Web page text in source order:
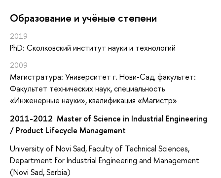
Oбразование и учёные степени
2019
PhD: Сколковский институт науки и технологий
2009
Магистратура: Университет г. Нови-Сад, факультет:
Факультет технических наук, специальность
«Инженерные науки», квалификация «Магистр»
2011-2012 Master of Science in Industrial Engineering
/ Product Lifecycle Management
University of Novi Sad, Faculty of Technical Sciences,
Department for Industrial Engineering and Management
(Novi Sad, Serbia)